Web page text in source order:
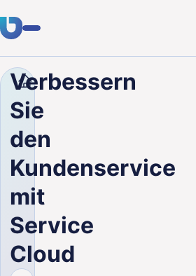
Fachwissen
Kunden
Branchen
Über uns
Karriere
Unternehmen Blog
Verbessern
Sie
den
Kundenservice
mit
Service
Cloud